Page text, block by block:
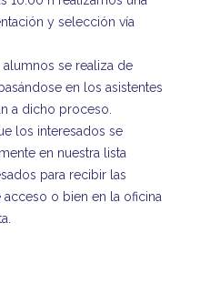
y selección vía
se realiza de
en los asistentes
a dicho proceso.
los interesados se
en nuestra lista
para recibir las
o bien en la oficina